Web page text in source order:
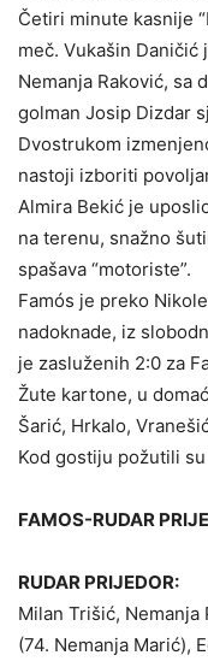
Četiri minute kasnije
meč. Vukašin
Nemanja Raković, sa
golman Josip Dizdar
Dvostrukom
nastoji izboriti
Almira Bekić je
na terenu, snažno
spašava “motoriste”.
Famós je preko
nadoknade, iz
je zasluženih 2:0 za
Žute kartone, u
Šarić, Hrkalo,
Kod gostiju požutili
FAMOS-RUDAR
RUDAR PRIJEDOR:
Milan Trišić, Nemanja
(74. Nemanja Marić),